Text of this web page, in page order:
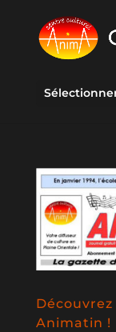
Animatin !